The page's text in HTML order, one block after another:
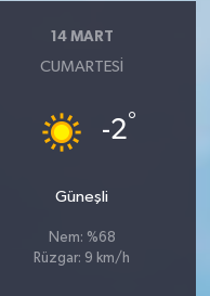
14 MART
CUMARTESI
-2°
Güneşli
Nem: %68
Rüzgar: 9 km/h